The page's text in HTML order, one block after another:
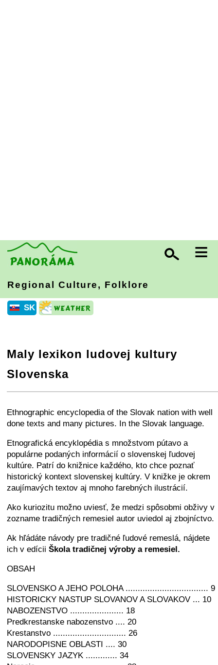
≡
Regional Culture, Folklore
SK
Maly lexikon ludovej kultury
Slovenska
+ − ⛶
Ethnographic encyclopedia of the Slovak nation with well
done texts and many pictures. In the Slovak language.
Etnografická encyklopédia s množstvom pútavo a
populárne podaných informácií o slovenskej ľudovej
kultúre. Patrí do knižnice každého, kto chce poznať
historický kontext slovenskej kultúry. V knižke je okrem
zaujímavých textov aj mnoho farebných ilustrácií.
Ako kuriozitu možno uviesť, že medzi spôsobmi obživy v
zozname tradičných remesiel autor uviedol aj zbojníctvo.
Ak hľádáte návody pre tradičné ľudové remeslá, nájdete
ich v edícii Škola tradičnej výroby a remesiel.
OBSAH
SLOVENSKO A JEHO POLOHA .................................. 9
HISTORICKY NASTUP SLOVANOV A SLOVAKOV ... 10
NABOZENSTVO ...................... 18
Predkrestanske nabozenstvo .... 20
Krestanstvo .............................. 26
NARODOPISNE OBLASTI .... 30
SLOVENSKY JAZYK ............. 34